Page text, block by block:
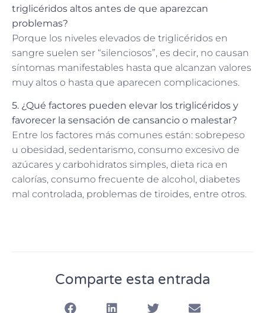
triglicéridos altos antes de que aparezcan
problemas?
Porque los niveles elevados de triglicéridos en
sangre suelen ser “silenciosos”, es decir, no causan
síntomas manifestables hasta que alcanzan valores
muy altos o hasta que aparecen complicaciones.
5. ¿Qué factores pueden elevar los triglicéridos y
favorecer la sensación de cansancio o malestar?
Entre los factores más comunes están: sobrepeso
u obesidad, sedentarismo, consumo excesivo de
azúcares y carbohidratos simples, dieta rica en
calorías, consumo frecuente de alcohol, diabetes
mal controlada, problemas de tiroides, entre otros.
Comparte esta entrada